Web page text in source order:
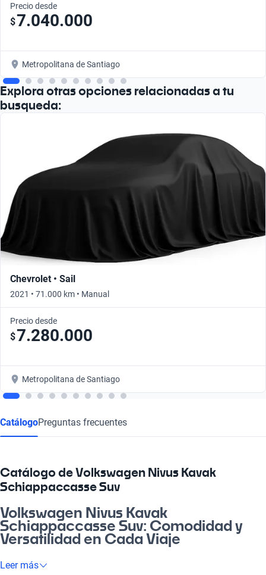
Precio desde
$7.040.000
Metropolitana de Santiago
Explora otras opciones relacionadas a tu
busqueda:
Chevrolet • Sail
2021 • 71.000 km • Manual
Precio desde
$7.280.000
Metropolitana de Santiago
CatálogoPreguntas frecuentes
Catálogo de Volkswagen Nivus Kavak
Schiappaccasse Suv
Volkswagen Nivus Kavak
Schiappaccasse Suv: Comodidad y
Versatilidad en Cada Viaje
¿Cachai? El Volkswagen Nivus Kavak Schiappaccasse Suv es
Leer más